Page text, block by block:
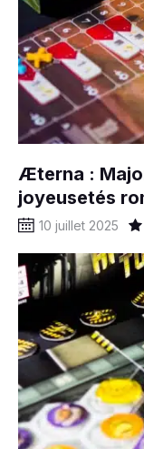
Æterna :
joyeusetés
10 juillet 2025